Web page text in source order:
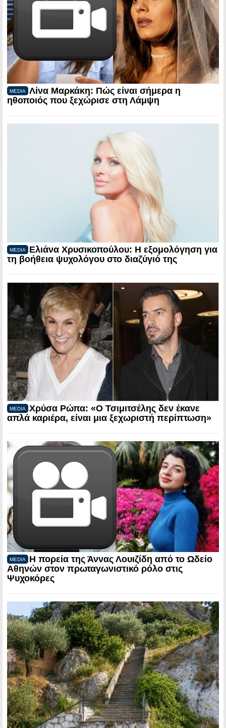
MEDIA
Λίνα Μαρκάκη: Πώς είναι σήμερα η
ηθοποιός που ξεχώρισε στη Λάμψη
MEDIA
Ελιάνα Χρυσικοπούλου: Η εξομολόγηση για
τη βοήθεια ψυχολόγου στο διαζύγιό της
MEDIA
Χρύσα Ρώπα: «Ο Τσιμιτσέλης δεν έκανε
απλά καριέρα, είναι μια ξεχωριστή περίπτωση»
MEDIA
Η πορεία της Άννας Λουιζίδη από το Ωδείο
Αθηνών στον πρωταγωνιστικό ρόλο στις
Ψυχοκόρες